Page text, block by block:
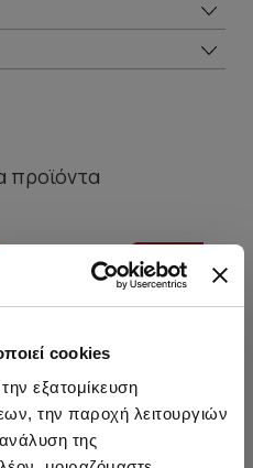
cookies
εξατομίκευση
την παροχή λειτουργιών
της
προϊόντα
HOT OFFER